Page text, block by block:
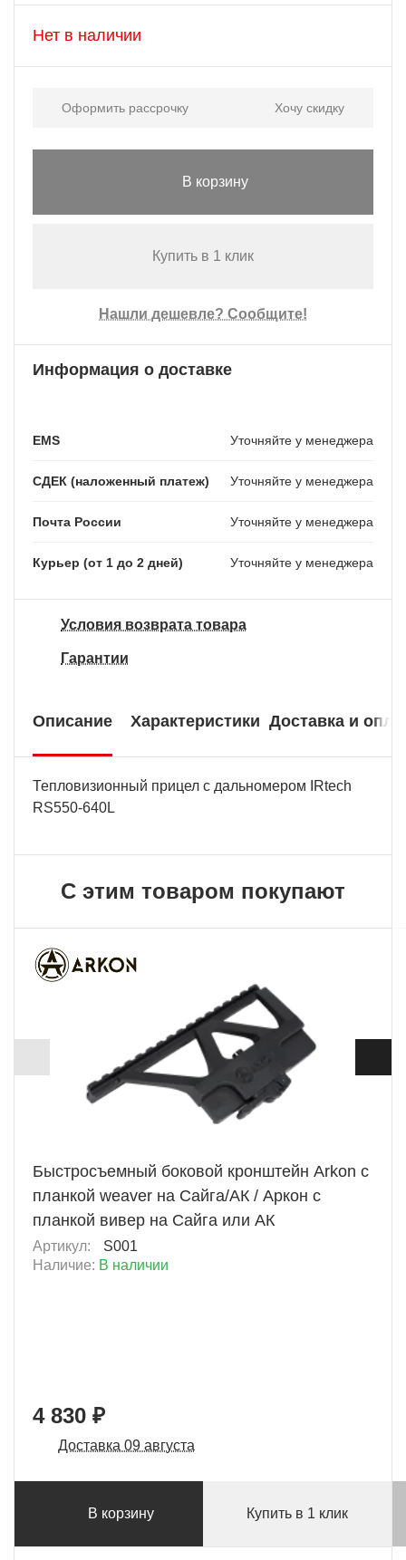
Нет в наличии
Оформить рассрочку Хочу скидку
В корзину
Купить в 1 клик
Нашли дешевле? Сообщите!
Информация о доставке
EMS Уточняйте у менеджера
СДЕК (наложенный платеж) Уточняйте у менеджера
Почта России Уточняйте у менеджера
Курьер (от 1 до 2 дней) Уточняйте у менеджера
Условия возврата товара
Гарантии
Описание Характеристики Доставка и
Тепловизионный прицел с дальномером IRtech
RS550-640L
С этим товаром покупают
Быстросъемный боковой кронштейн Arkon с
планкой weaver на Сайга/АК / Аркон с
планкой вивер на Сайга или АК
Артикул:
S001
Наличие: В наличии
4 830 ₽
Доставка 09 августа
В корзину Купить в 1 клик